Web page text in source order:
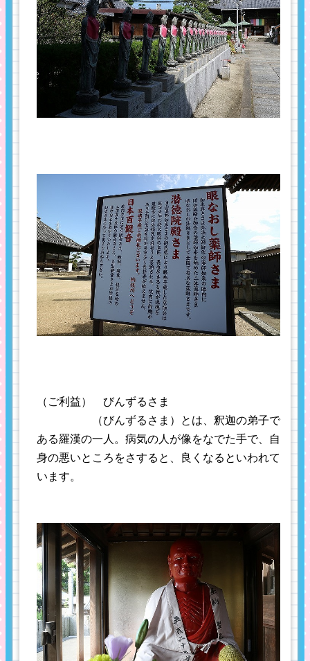
（ご利益） びんずるさま
（びんずるさま）とは、釈迦の弟子で
ある羅漢の一人。病気の人が像をなでた手で、自
身の悪いところをさすると、良くなるといわれて
います。